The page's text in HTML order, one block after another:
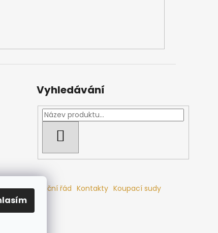
Vyhledávání
Reklamační řád Kontakty Koupací sudy